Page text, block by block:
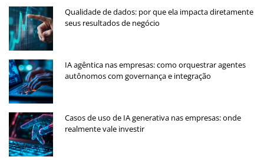
Qualidade de dados: por que ela impacta diretamente
seus resultados de negócio
IA agêntica nas empresas: como orquestrar agentes
autônomos com governança e integração
Casos de uso de IA generativa nas empresas: onde
realmente vale investir